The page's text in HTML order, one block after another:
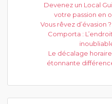
Devenez un Local
votre passion en
Vous rêvez d’évasion
Comporta :
Le décalage
étonnante